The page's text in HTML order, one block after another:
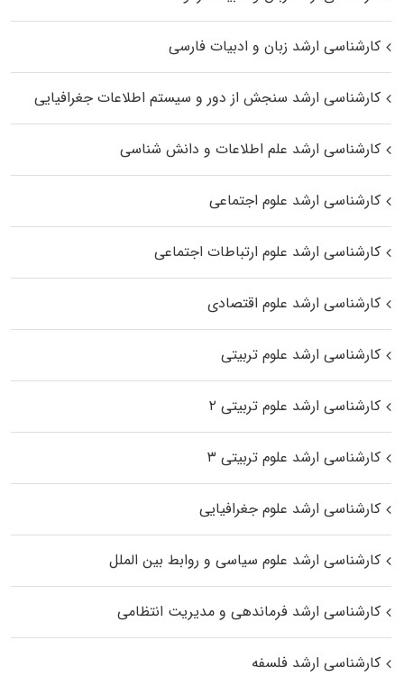
کارشناسی ارشد زبان و ادبیات فارسی
کارشناسی ارشد سنجش از دور و سیستم اطلاعات جغرافیایی
کارشناسی ارشد علم اطلاعات و دانش شناسی
کارشناسی ارشد علوم اجتماعی
کارشناسی ارشد علوم ارتباطات اجتماعی
کارشناسی ارشد علوم اقتصادی
کارشناسی ارشد علوم تربیتی
کارشناسی ارشد علوم تربیتی ۲
کارشناسی ارشد علوم تربیتی ۳
کارشناسی ارشد علوم جغرافیایی
کارشناسی ارشد علوم سیاسی و روابط بین الملل
کارشناسی ارشد فرماندهی و مدیریت انتظامی
کارشناسی ارشد فلسفه